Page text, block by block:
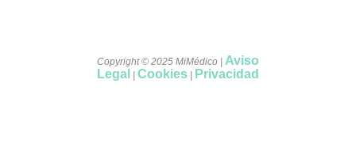
Copyright © 2025 MiMédico |
Aviso
Legal
Cookies Privacidad